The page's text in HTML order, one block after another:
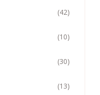
(42)
(10)
(30)
(13)